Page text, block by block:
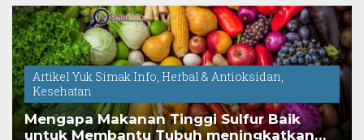
Artikel Yuk Simak Info, Herbal & Antioksidan,
Kesehatan
Mengapa Makanan Tinggi Sulfur Baik
untuk Membantu Tubuh meningkatkan